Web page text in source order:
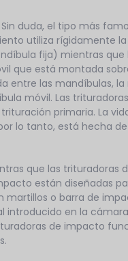
Sin duda, el tipo más
utiliza rígidamente
fija) mientras
que está montada
entre las mandíbulas,
móvil. Las
primaria. La
lo tanto, está hecha
que las trituradoras
están diseñadas
o barra de
introducido en la
de impacto